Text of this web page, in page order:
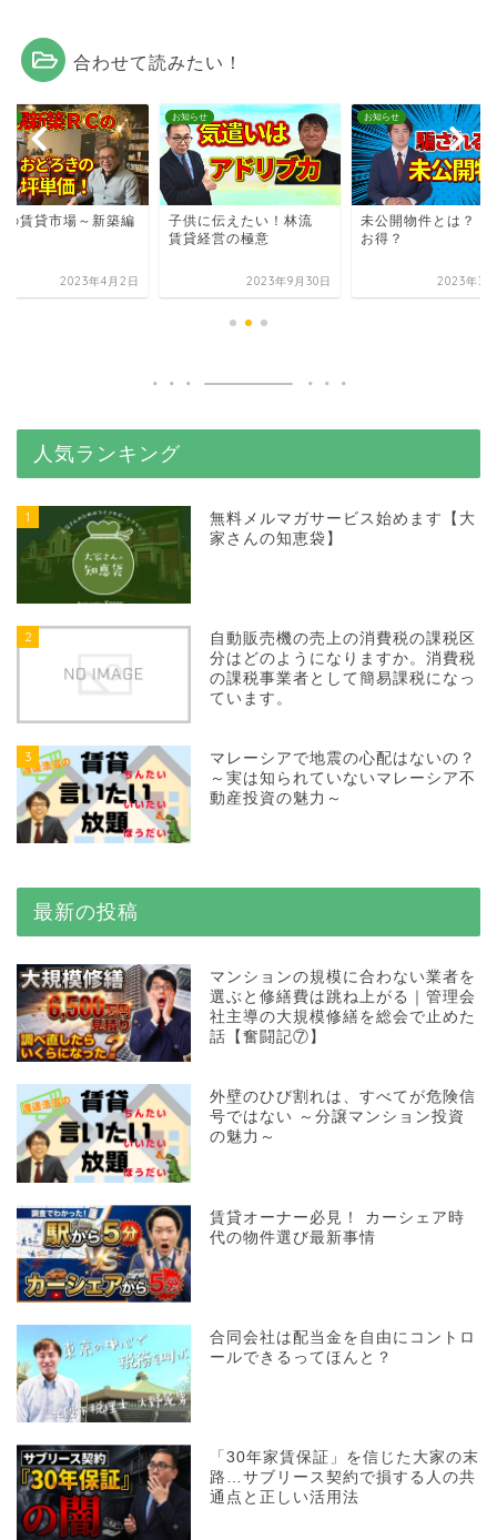
合わせて読みたい！
の賃貸市場～新築編
2023年4月2日
お知らせ
子供に伝えたい！林流
賃貸経営の極意
2023年9月30日
お知らせ
未公開物件とは？ 本
お得？
2023年3
人気ランキング
1
無料メルマガサービス始めます【大
家さんの知恵袋】
2
自動販売機の売上の消費税の課税区
分はどのようになりますか。消費税
の課税事業者として簡易課税になっ
ています。
3
マレーシアで地震の心配はないの？
～実は知られていないマレーシア不
動産投資の魅力～
最新の投稿
マンションの規模に合わない業者を
選ぶと修繕費は跳ね上がる｜管理会
社主導の大規模修繕を総会で止めた
話【奮闘記⑦】
外壁のひび割れは、すべてが危険信
号ではない ～分譲マンション投資
の魅力～
賃貸オーナー必見！ カーシェア時
代の物件選び最新事情
合同会社は配当金を自由にコントロ
ールできるってほんと？
「30年家賃保証」を信じた大家の末
路…サブリース契約で損する人の共
通点と正しい活用法